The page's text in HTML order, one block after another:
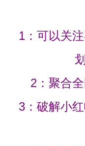
1：可以关
2：聚合
3：破解小